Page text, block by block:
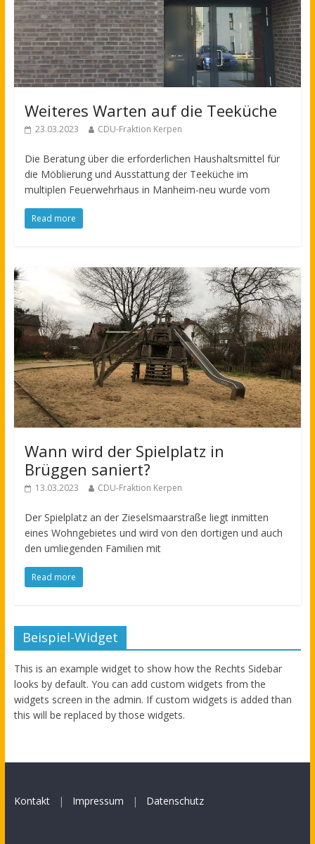
Weiteres Warten auf die Teeküche
23.03.2023 CDU-Fraktion Kerpen
Die Beratung über die erforderlichen Haushaltsmittel für
die Möblierung und Ausstattung der Teeküche im
multiplen Feuerwehrhaus in Manheim-neu wurde vom
Read more
Wann wird der Spielplatz in
Brüggen saniert?
13.03.2023 CDU-Fraktion Kerpen
Der Spielplatz an der Zieselsmaarstraße liegt inmitten
eines Wohngebietes und wird von den dortigen und auch
den umliegenden Familien mit
Read more
Beispiel-Widget
This is an example widget to show how the Rechts Sidebar
looks by default. You can add custom widgets from the
widgets screen in the admin. If custom widgets is added than
this will be replaced by those widgets.
Kontakt| Impressum | Datenschutz